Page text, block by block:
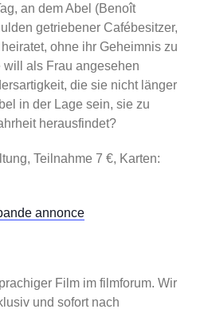
an dem Abel (Benoît
getriebener Cafébesitzer,
ohne ihr Geheimnis zu
als Frau angesehen
die sie nicht länger
in der Lage sein, sie zu
herausfindet?
Teilnahme 7 €, Karten:
annonce
Film im filmforum. Wir
und sofort nach